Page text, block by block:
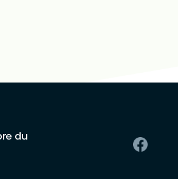
du